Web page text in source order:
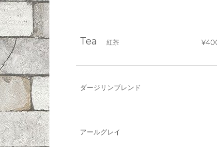
Tea 紅茶
ダージリンブレンド
アールグレイ